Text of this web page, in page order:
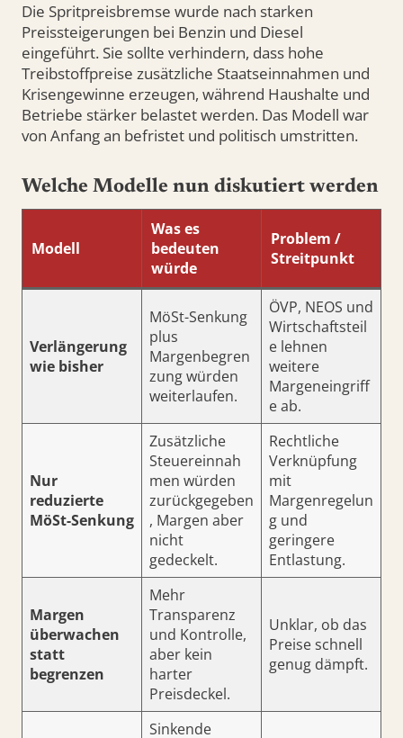
Die Spritpreisbremse wurde nach starken
Preissteigerungen bei Benzin und Diesel
eingeführt. Sie sollte verhindern, dass hohe
Treibstoffpreise zusätzliche Staatseinnahmen und
Krisengewinne erzeugen, während Haushalte und
Betriebe stärker belastet werden. Das Modell war
von Anfang an befristet und politisch umstritten.
Welche Modelle nun diskutiert werden
Modell
Was es
bedeuten
würde
Problem /
Streitpunkt
Verlängerung
wie bisher
MöSt-Senkung
plus
Margenbegren
zung würden
weiterlaufen.
ÖVP, NEOS und
Wirtschaftsteil
e lehnen
weitere
Margeneingriff
e ab.
Nur
reduzierte
MöSt-Senkung
Zusätzliche
Steuereinnah
men würden
zurückgegeben
, Margen aber
nicht
gedeckelt.
Rechtliche
Verknüpfung
mit
Margenregelun
g und
geringere
Entlastung.
Margen
überwachen
statt
begrenzen
Mehr
Transparenz
und Kontrolle,
aber kein
harter
Preisdeckel.
Unklar, ob das
Preise schnell
genug dämpft.
Sinkende